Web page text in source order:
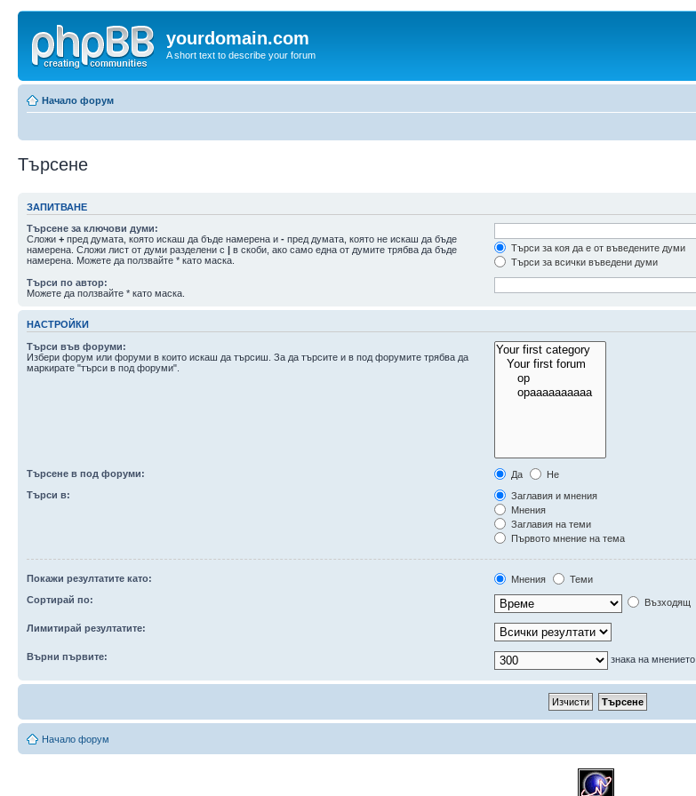
yourdomain.com
A short text to describe your forum
Начало форум
Търсене
ЗАПИТВАНЕ
Търсене за ключови думи:
Сложи + пред думата, която искаш да бъде намерена и - пред думата, която не искаш да бъде
намерена. Сложи лист от думи разделени с | в скоби, ако само една от думите трябва да бъде
намерена. Можете да ползвайте * като маска.
Търси за коя да е от въведените думи
Търси за всички въведени думи
Търси по автор:
Можете да ползвайте * като маска.
НАСТРОЙКИ
Търси във форуми:
Избери форум или форуми в които искаш да търсиш. За да търсите и в под форумите трябва да
маркирате "търси в под форуми".
Търсене в под форуми: Да
Не
Търси в:
Заглавия и мнения
Мнения
Заглавия на теми
Първото мнение на тема
Покажи резултатите като: Мнения
Теми
Сортирай по:
Възходящ
Лимитирай резултатите:
Върни първите: знака на мнението
Начало форум